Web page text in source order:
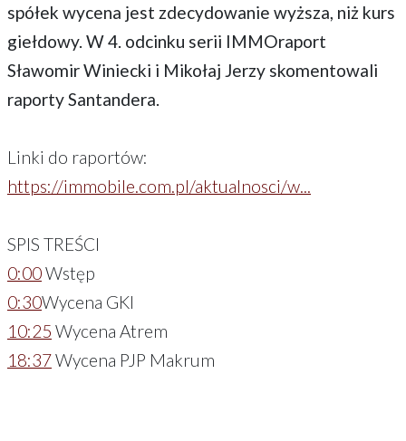
spółek wycena jest zdecydowanie wyższa, niż kurs
giełdowy. W 4. odcinku serii IMMOraport
Sławomir Winiecki i Mikołaj Jerzy skomentowali
raporty Santandera.
Linki do raportów:
https://immobile.com.pl/aktualnosci/w...
SPIS TREŚCI
0:00Wstęp
0:30Wycena GKI
10:25 Wycena Atrem
18:37Wycena PJP Makrum